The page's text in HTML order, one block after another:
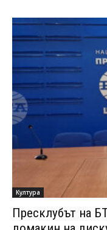
Култура
Пресклубът на